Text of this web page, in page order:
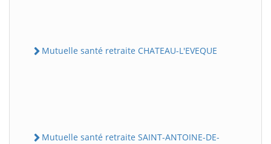
Mutuelle santé retraite CHATEAU-L'EVEQUE
Mutuelle santé retraite SAINT-ANTOINE-DE-